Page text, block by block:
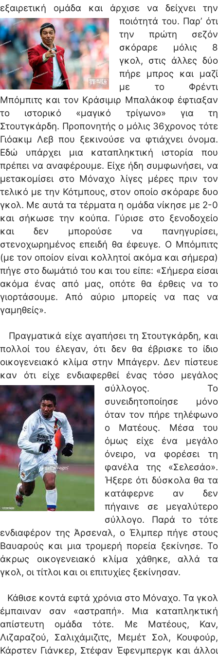
εξαιρετική ομάδα και άρχισε να δείχνει την
ποιότητά του. Παρ’ ότι
την πρώτη σεζόν
σκόραρε μόλις 8
γκολ, στις άλλες δύο
πήρε μπρος και μαζί
με το Φρέντι
Μπόμπιτς και τον Κράσιμιρ Μπαλάκοφ έφτιαξαν
το ιστορικό «μαγικό τρίγωνο» για τη
Στουτγκάρδη. Προπονητής ο μόλις 36χρονος τότε
Γιόακιμ Λεβ που ξεκινούσε να φτιάχνει όνομα.
Εδώ υπάρχει μια καταπληκτική ιστορία που
πρέπει να αναφέρουμε. Είχε ήδη συμφωνήσει, να
μετακομίσει στο Μόναχο λίγες μέρες πριν τον
τελικό με την Κότμπους, στον οποίο σκόραρε δυο
γκολ. Με αυτά τα τέρματα η ομάδα νίκησε με 2-0
και σήκωσε την κούπα. Γύρισε στο ξενοδοχείο
και δεν μπορούσε να πανηγυρίσει,
στενοχωρημένος επειδή θα έφευγε. Ο Μπόμπιτς
(με τον οποίον είναι κολλητοί ακόμα και σήμερα)
πήγε στο δωμάτιό του και του είπε: «Σήμερα είσαι
ακόμα ένας από μας, οπότε θα έρθεις να το
γιορτάσουμε. Από αύριο μπορείς να πας να
γαμηθείς».
Πραγματικά είχε αγαπήσει τη Στουτγκάρδη, και
πολλοί του έλεγαν, ότι δεν θα έβρισκε το ίδιο
οικογενειακό κλίμα στην Μπάγερν. Δεν πίστευε
καν ότι είχε ενδιαφερθεί ένας τόσο μεγάλος
σύλλογος. Το
συνειδητοποίησε μόνο
όταν τον πήρε τηλέφωνο
ο Ματέους. Μέσα του
όμως είχε ένα μεγάλο
όνειρο, να φορέσει τη
φανέλα της «Σελεσάο».
Ήξερε ότι δύσκολα θα τα
κατάφερνε αν δεν
πήγαινε σε μεγαλύτερο
σύλλογο. Παρά το τότε
ενδιαφέρον της Άρσεναλ, ο Έλμπερ πήγε στους
Βαυαρούς και μια τρομερή πορεία ξεκίνησε. Το
άκρως οικογενειακό κλίμα χάθηκε, αλλά τα
γκολ, οι τίτλοι και οι επιτυχίες ξεκίνησαν.
Κάθισε κοντά εφτά χρόνια στο Μόναχο. Τα γκολ
έμπαιναν σαν «αστραπή». Μια καταπληκτική
απίστευτη ομάδα τότε. Με Ματέους, Καν,
Λιζαραζού, Σαλιχάμιζιτς, Μεμέτ Σολ, Κουφούρ,
Κάρστεν Γιάνκερ, Στέφαν Έφενμπεργκ και άλλοι